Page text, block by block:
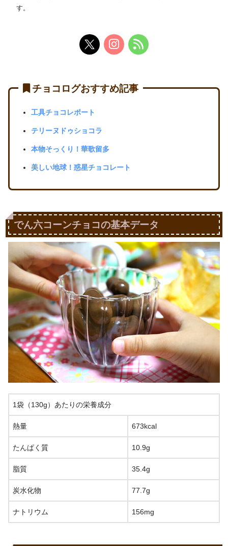
す。
チョコログおすすめ記事
工具チョコレポート
テリーヌドゥショコラ
本物そっくり！華歌留多
美しい地球！惑星チョコレート
でん六コーンチョコの基本データ
1袋（130g）あたりの栄養成分
熱量 673kcal
たんぱく質 10.9g
脂質 35.4g
炭水化物 77.7g
ナトリウム 156mg